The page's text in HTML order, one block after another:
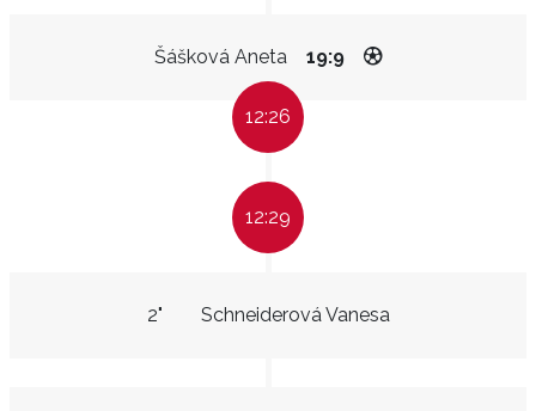
Šášková Aneta 19:9
12:26
12:29
Schneiderová Vanesa
2"